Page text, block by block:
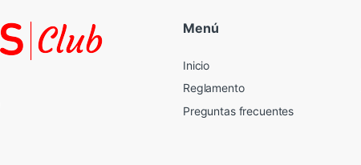
Menú
Inicio
Reglamento
Preguntas frecuentes